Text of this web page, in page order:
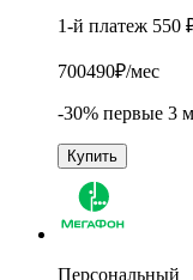
1-й платеж 550
700490₽/мес
-30% первые 3
Купить
Персональный